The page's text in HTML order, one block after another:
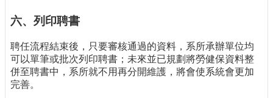
六、列印聘書
聘任流程結束後，只要審核通過的資料，系所承辦單位均
可以單筆或批次列印聘書；未來並已規劃將勞健保資料整
併至聘書中，系所就不用再分開維護，將會使系統會更加
完善。